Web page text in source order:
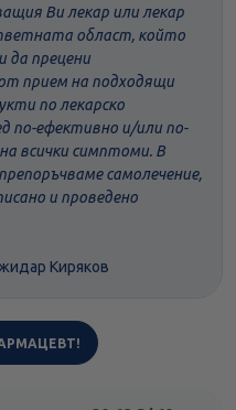
Ви лекар или лекар
област, който
да прецени
прием на подходящи
по лекарско
по-ефективно и/или по-
всички симптоми. В
самолечение,
и проведено
Киряков